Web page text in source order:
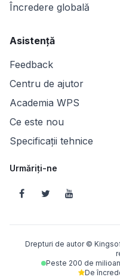
Încredere globală
Asistență
Feedback
Centru de ajutor
Academia WPS
Ce este nou
Specificații tehnice
Urmăriți-ne
Drepturi de autor ©
Peste 200 de
De